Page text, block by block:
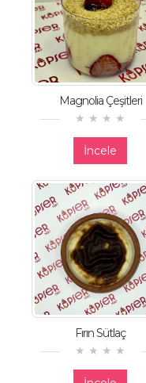
Magnolia Çeşitleri
İncele
Fırın Sütlaç